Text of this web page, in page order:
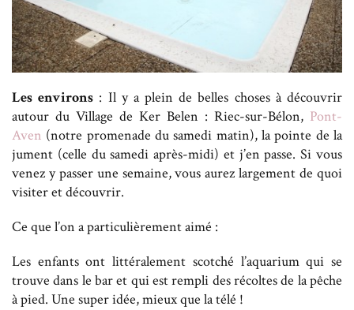
Les environs : Il y a plein de belles choses à découvrir
autour du Village de Ker Belen : Riec-sur-Bélon, Pont-
Aven (notre promenade du samedi matin), la pointe de la
jument (celle du samedi après-midi) et j’en passe. Si vous
venez y passer une semaine, vous aurez largement de quoi
visiter et découvrir.
Ce que l’on a particulièrement aimé :
Les enfants ont littéralement scotché l’aquarium qui se
trouve dans le bar et qui est rempli des récoltes de la pêche
à pied. Une super idée, mieux que la télé !